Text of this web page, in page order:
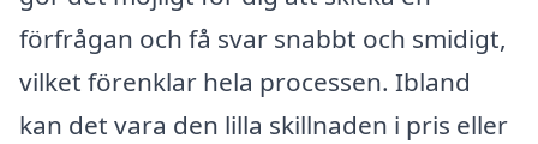
förfrågan och få svar snabbt och smidigt,
vilket förenklar hela processen. Ibland
kan det vara den lilla skillnaden i pris eller